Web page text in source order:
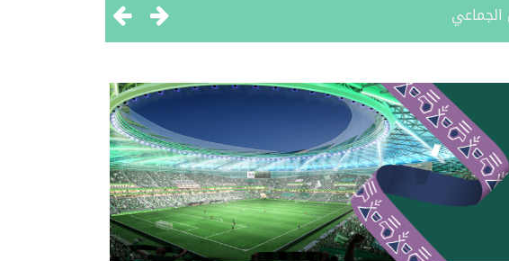
بمناسبة تحقيق بطولتين إقليميتين
الشمالية